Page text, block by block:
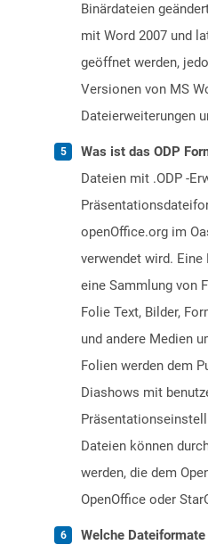
Binärdateien
mit Word 2007 und
geöffnet werden,
Versionen von MS
Dateierweiterungen
Was ist das ODP
Dateien mit .ODP -
openOffice.org im
verwendet wird.
eine Sammlung von
Folie Text, Bilder,
und andere Medien
Folien werden dem
Diashows mit
Dateien können
werden, die dem
OpenOffice oder
Welche